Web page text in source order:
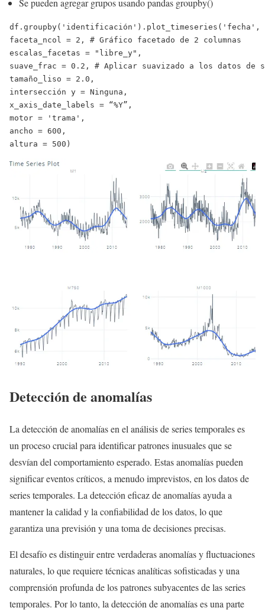
Se pueden agregar grupos usando pandas groupby()
df.groupby( 'identificación' ).plot_timeseries( 'fecha' ,
faceta_ncol = 2 , # Gráfico facetado de 2 columnas
escalas_facetas =
"libre_y" ,
suave_frac = 0.2 , # Aplicar suavizado a los datos de
tamaño_liso = 2.0 ,
intersección y = Ninguna ,
x_axis_date_labels = “%Y” ,
motor =
'trama' ,
ancho = 600 ,
altura = 500 )
Detección de anomalías
La detección de anomalías en el análisis de series temporales es
un proceso crucial para identificar patrones inusuales que se
desvían del comportamiento esperado. Estas anomalías pueden
significar eventos críticos, a menudo imprevistos, en los datos de
series temporales. La detección eficaz de anomalías ayuda a
mantener la calidad y la confiabilidad de los datos, lo que
garantiza una previsión y una toma de decisiones precisas.
El desafío es distinguir entre verdaderas anomalías y fluctuaciones
naturales, lo que requiere técnicas analíticas sofisticadas y una
comprensión profunda de los patrones subyacentes de las series
temporales. Por lo tanto, la detección de anomalías es una parte